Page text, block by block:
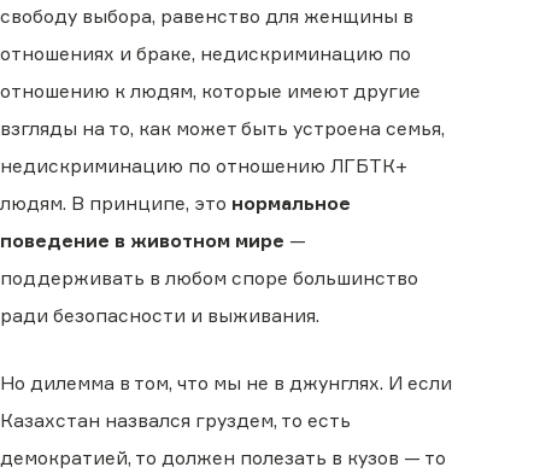
свободу выбора, равенство для женщины в
отношениях и браке, недискриминацию по
отношению к людям, которые имеют другие
взгляды на то, как может быть устроена семья,
недискриминацию по отношению ЛГБТК+
людям. В принципе, это нормальное
поведение в животном мире —
поддерживать в любом споре большинство
ради безопасности и выживания.
Но дилемма в том, что мы не в джунглях. И если
Казахстан назвался груздем, то есть
демократией, то должен полезать в кузов — то